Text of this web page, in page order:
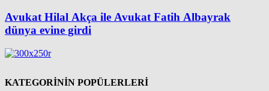
Avukat Hilal Akça ile Avukat Fatih Albayrak
dünya evine girdi
KATEGORİNİN POPÜLERLERİ